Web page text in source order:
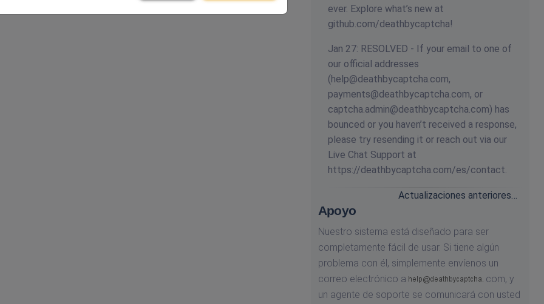
ever. Explore what’s new at
github.com/deathbycaptcha!
Jan 27: RESOLVED - If your email to one of
our official addresses
(help@deathbycaptcha.com,
payments@deathbycaptcha.com, or
captcha.admin@deathbycaptcha.com) has
bounced or you haven’t received a response,
please try resending it or reach out via our
Live Chat Support at
https://deathbycaptcha.com/es/contact.
Actualizaciones anteriores…
Apoyo
Nuestro sistema está diseñado para ser
completamente fácil de usar. Si tiene algún
problema con él, simplemente envíenos un
correo electrónico a
com, y
un agente de soporte se comunicará con usted